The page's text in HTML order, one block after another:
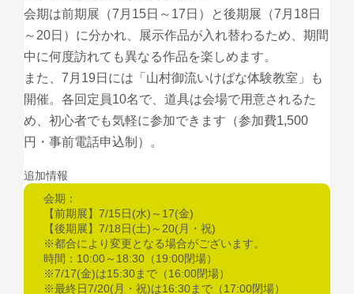
会期は前期展（7月15日～17日）と後期展（7月18日
～20日）に分かれ、展示作品が入れ替わるため、期間
中に何度訪れても異なる作品を楽しめます。
また、7月19日には「山村御流いけばな体験教室」も
開催。各回定員10名で、道具は会場で用意されるた
め、初心者でも気軽に参加できます（参加費1,500
円・事前電話申込制）。
追加情報
会期：
【前期展】7/15日(水)～17(金)
【後期展】7/18日(土)～20(月・祝)
※都合により変更となる場合がございます。
時間：10:00～18:30（19:00閉場）
※7/17(金)は15:30まで（16:00閉場）
※最終日7/20(月・祝)は16:30まで（17:00閉場）